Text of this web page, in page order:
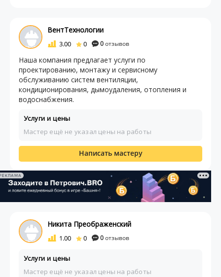
ВентТехнологии
3.00 0 0отзывов
Наша компания предлагает услуги по
проектированию, монтажу и сервисному
обслуживанию систем вентиляции,
кондиционирования, дымоудаления, отопления и
водоснабжения.
Услуги и цены
Мастер ещё не указал цены на работы
Написать мастеру
Никита Преображенский
1.00 0 0отзывов
Услуги и цены
Мастер ещё не указал цены на работы